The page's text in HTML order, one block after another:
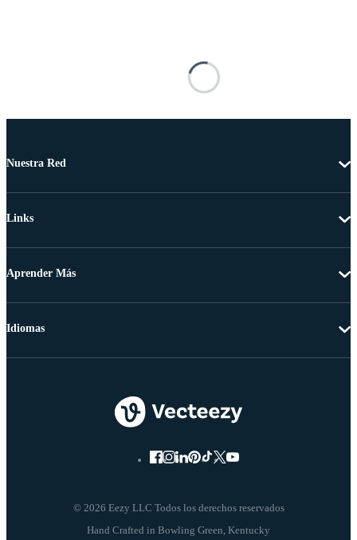
Nuestra Red
Links
Aprender Más
© 2026 Eezy LLC Todos los derechos reservados
Idiomas